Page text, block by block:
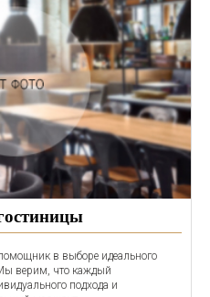
в выборе идеального
верим, что каждый
подхода и